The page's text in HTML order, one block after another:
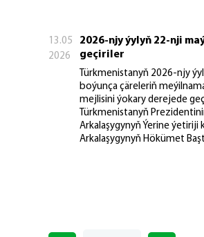
13.05
2026
2026-njy ýylyň 22-nji
geçiriler
Türkmenistanyň 2026-njy
boýunça çäreleriň
mejlisini ýokary derejede
Türkmenistanyň
Arkalaşygynyň Ýerine
Arkalaşygynyň Hökümet